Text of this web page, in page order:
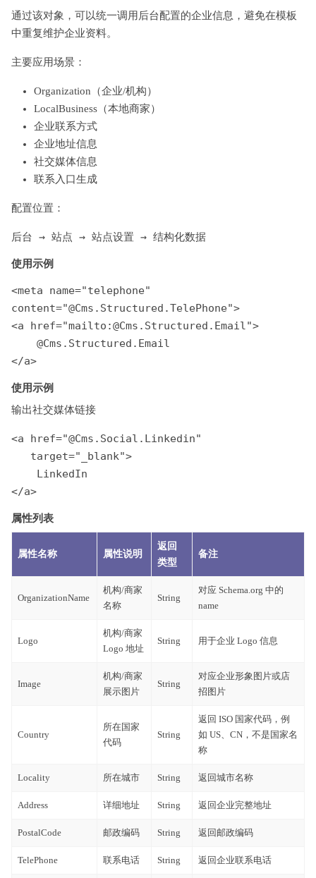
通过该对象，可以统一调用后台配置的企业信息，避免在模板
中重复维护企业资料。
主要应用场景：
Organization（企业/机构）
LocalBusiness（本地商家）
企业联系方式
企业地址信息
社交媒体信息
联系入口生成
配置位置：
后台 → 站点 → 站点设置 → 结构化数据
使用示例
<meta name="telephone"
content="@Cms.Structured.TelePhone">
<a href="mailto:@Cms.Structured.Email">
</a>
使用示例
输出社交媒体链接
<a href="@Cms.Social.Linkedin"
   target="_blank">
    LinkedIn
</a>
属性列表
属性名称 属性说明
返回
类型
备注
OrganizationName
机构/商家
名称
String
对应 Schema.org 中的
name
Logo
机构/商家
Logo 地址
String 用于企业 Logo 信息
Image
机构/商家
展示图片
String
对应企业形象图片或店
招图片
Country
所在国家
代码
String
返回 ISO 国家代码，例
如 US、CN，不是国家名
称
Locality 所在城市 String 返回城市名称
Address 详细地址 String 返回企业完整地址
PostalCode 邮政编码 String 返回邮政编码
TelePhone 联系电话 String 返回企业联系电话